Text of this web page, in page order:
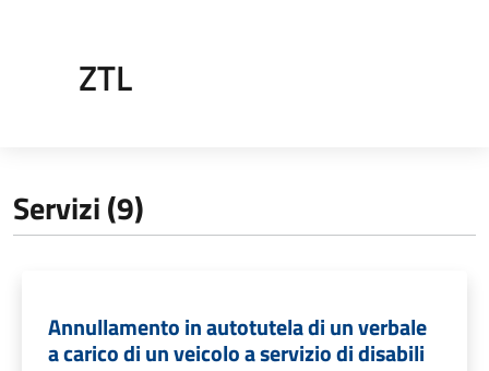
ZTL
Servizi (9)
Annullamento in autotutela di un verbale
a carico di un veicolo a servizio di disabili